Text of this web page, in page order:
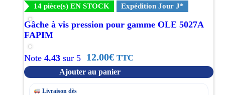
14 pièce(s) EN STOCK Expédition Jour J*
Gâche à vis pression pour gamme OLE 5027A
FAPIM
Note 4.43 sur 5 12.00€ TTC
Ajouter au panier
Livraison dès